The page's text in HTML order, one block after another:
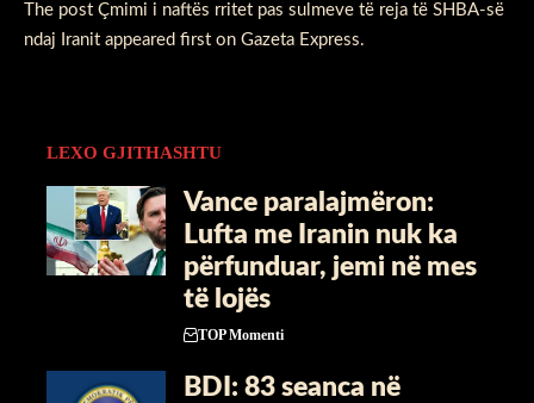
The post Çmimi i naftës rritet pas sulmeve të reja të SHBA-së
ndaj Iranit appeared first on Gazeta Express.
LEXO GJITHASHTU
Vance paralajmëron:
Lufta me Iranin nuk ka
përfunduar, jemi në mes
të lojës
TOP Momenti
BDI: 83 seanca në